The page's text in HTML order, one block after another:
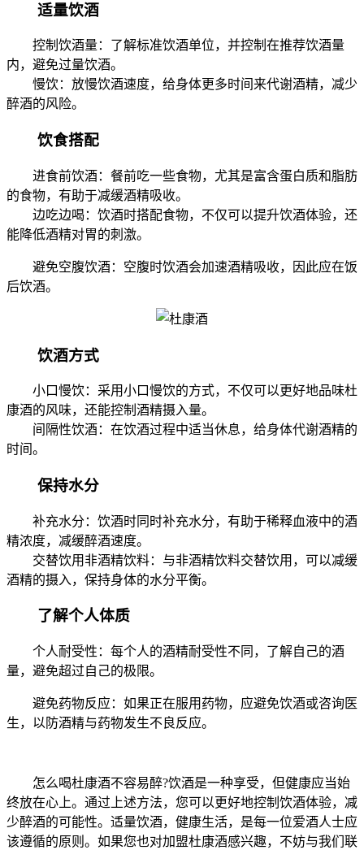
适量饮酒
控制饮酒量：了解标准饮酒单位，并控制在推荐饮酒量
内，避免过量饮酒。
慢饮：放慢饮酒速度，给身体更多时间来代谢酒精，减少
醉酒的风险。
饮食搭配
进食前饮酒：餐前吃一些食物，尤其是富含蛋白质和脂肪
的食物，有助于减缓酒精吸收。
边吃边喝：饮酒时搭配食物，不仅可以提升饮酒体验，还
能降低酒精对胃的刺激。
避免空腹饮酒：空腹时饮酒会加速酒精吸收，因此应在饭
后饮酒。
饮酒方式
小口慢饮：采用小口慢饮的方式，不仅可以更好地品味杜
康酒的风味，还能控制酒精摄入量。
间隔性饮酒：在饮酒过程中适当休息，给身体代谢酒精的
时间。
保持水分
补充水分：饮酒时同时补充水分，有助于稀释血液中的酒
精浓度，减缓醉酒速度。
交替饮用非酒精饮料：与非酒精饮料交替饮用，可以减缓
酒精的摄入，保持身体的水分平衡。
了解个人体质
个人耐受性：每个人的酒精耐受性不同，了解自己的酒
量，避免超过自己的极限。
避免药物反应：如果正在服用药物，应避免饮酒或咨询医
生，以防酒精与药物发生不良反应。
怎么喝杜康酒不容易醉?饮酒是一种享受，但健康应当始
终放在心上。通过上述方法，您可以更好地控制饮酒体验，减
少醉酒的可能性。适量饮酒，健康生活，是每一位爱酒人士应
该遵循的原则。如果您也对加盟杜康酒感兴趣，不妨与我们联